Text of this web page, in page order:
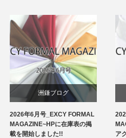
洲鎌ブログ
2026年6月号_EXCY FORMAL
MAGAZINE~HPに在庫表の掲
載を開始しました!!
ア